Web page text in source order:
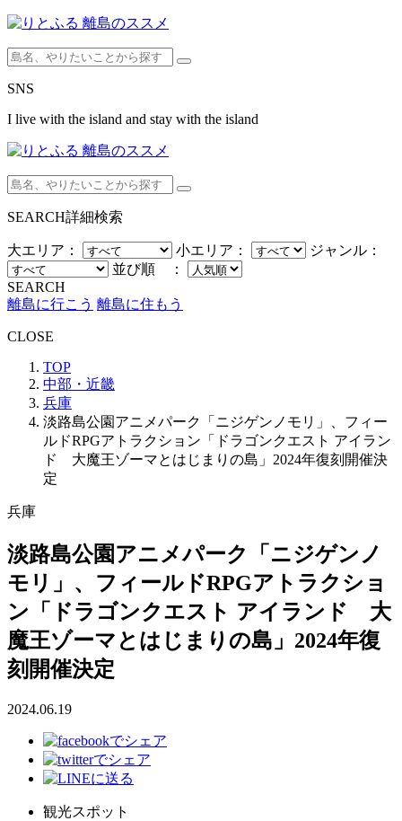
SNS
I live with the island and stay with the island
SEARCH詳細検索
大エリア： 小エリア：
ジャンル：
並び順 ：
SEARCH
離島に行こう 離島に住もう
CLOSE
TOP
中部・近畿
兵庫
淡路島公園アニメパーク「ニジゲンノモリ」、フィー
ルドRPGアトラクション「ドラゴンクエスト アイラン
ド 大魔王ゾーマとはじまりの島」2024年復刻開催決
定
兵庫
淡路島公園アニメパーク「ニジゲンノ
モリ」、フィールドRPGアトラクショ
ン「ドラゴンクエスト アイランド 大
魔王ゾーマとはじまりの島」2024年復
刻開催決定
2024.06.19
観光スポット